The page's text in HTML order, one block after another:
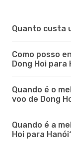
Quanto custa
Como posso
Dong Hoi para
Quando é o
voo de Dong
Quando é a
Hoi para